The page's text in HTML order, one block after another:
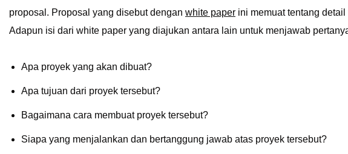
proposal. Proposal yang disebut dengan white paper ini memuat tentang
Adapun isi dari white paper yang diajukan antara lain untuk menjawab
Apa proyek yang akan dibuat?
Apa tujuan dari proyek tersebut?
Bagaimana cara membuat proyek tersebut?
Siapa yang menjalankan dan bertanggung jawab atas proyek tersebut?